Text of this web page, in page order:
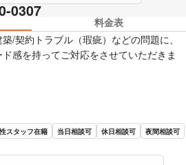
0307
料金表
/契約トラブル（瑕疵）などの問題に、
感を持ってご対応をさせていただきま
スタッフ在籍 当日相談可 休日相談可
夜間相談可
素を